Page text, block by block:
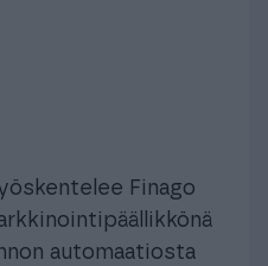
Finago
automaatiosta